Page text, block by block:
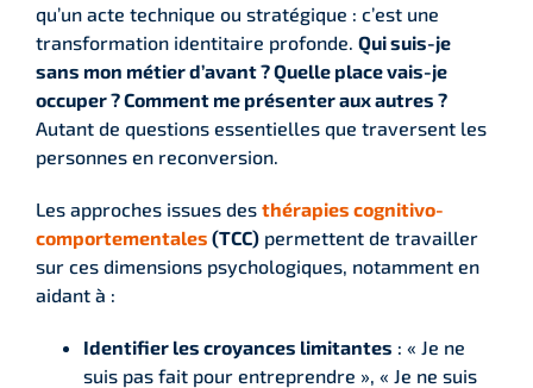
qu’un acte technique ou stratégique : c’est une
transformation identitaire profonde. Qui suis-je
sans mon métier d’avant ? Quelle place vais-je
occuper ? Comment me présenter aux autres ?
Autant de questions essentielles que traversent les
personnes en reconversion.
Les approches issues des thérapies cognitivo-
comportementales (TCC) permettent de travailler
sur ces dimensions psychologiques, notamment en
aidant à :
Identifier les croyances limitantes : « Je ne
suis pas fait pour entreprendre », « Je ne suis